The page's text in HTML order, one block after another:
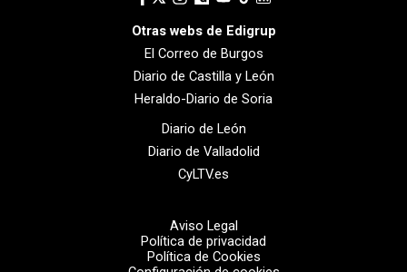
Otras webs de Edigrup
El Correo de Burgos
Diario de Castilla y León
Heraldo-Diario de Soria
Diario de León
Diario de Valladolid
CyLTV.es
Aviso Legal
Política de privacidad
Política de Cookies